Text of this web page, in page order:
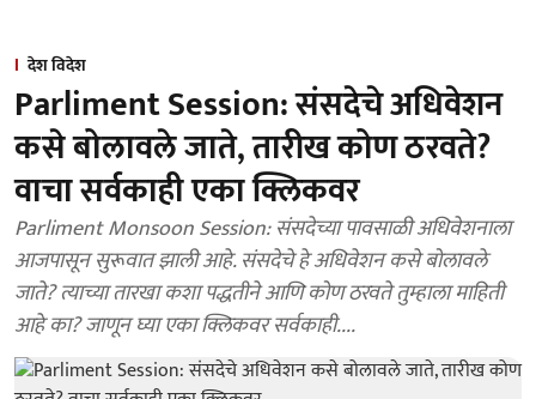
देश विदेश
Parliment Session: संसदेचे अधिवेशन
कसे बोलावले जाते, तारीख कोण ठरवते?
वाचा सर्वकाही एका क्लिकवर
Parliment Monsoon Session: संसदेच्या पावसाळी अधिवेशनाला
आजपासून सुरूवात झाली आहे. संसदेचे हे अधिवेशन कसे बोलावले
जाते? त्याच्या तारखा कशा पद्धतीने आणि कोण ठरवते तुम्हाला माहिती
आहे का? जाणून घ्या एका क्लिकवर सर्वकाही....